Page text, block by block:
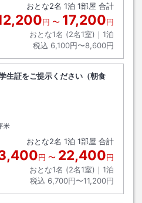
おとな2名 1泊 1部屋 合計
円 〜 17,200円
おとな1名 (2名1室)｜ 1泊
税込 6,100円〜8,600円
生証をご提示ください（朝食
米
おとな2名 1泊 1部屋 合計
円 〜 22,400円
おとな1名 (2名1室)｜ 1泊
税込 6,700円〜11,200円